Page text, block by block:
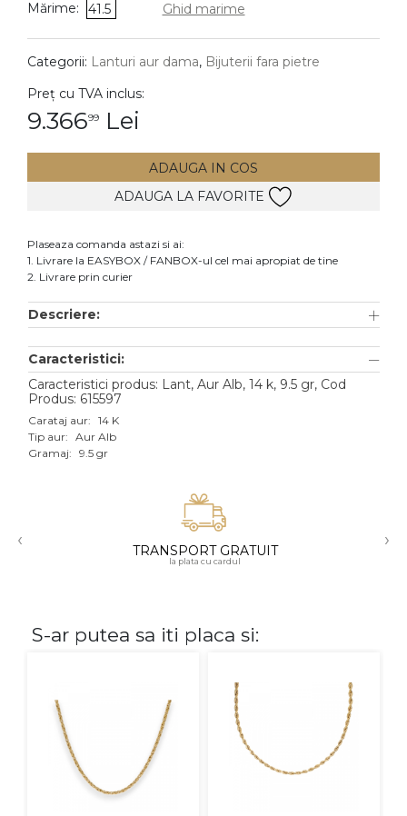
DIAMANTE Vezi toate
Cercei
Accesorii
Aur alb
Aur roz
Aur mixt
18K
Diamante
Mărime: 41.5 Ghid marime
Categorii: Lanturi aur dama, Bijuterii fara pietre
Preț cu TVA inclus:
9.36699 Lei
ADAUGA IN COS
ADAUGA LA FAVORITE
Plaseaza comanda astazi si ai:
1. Livrare la EASYBOX / FANBOX-ul cel mai apropiat de tine
2. Livrare prin curier
Descriere:
Caracteristici:
Caracteristici produs: Lant, Aur Alb, 14 k, 9.5 gr, Cod
Produs: 615597
Carataj aur: 14 K
Tip aur: Aur Alb
Gramaj: 9.5 gr
‹ TRANSPORT GRATUIT
la plata cu cardul
›
S-ar putea sa iti placa si: